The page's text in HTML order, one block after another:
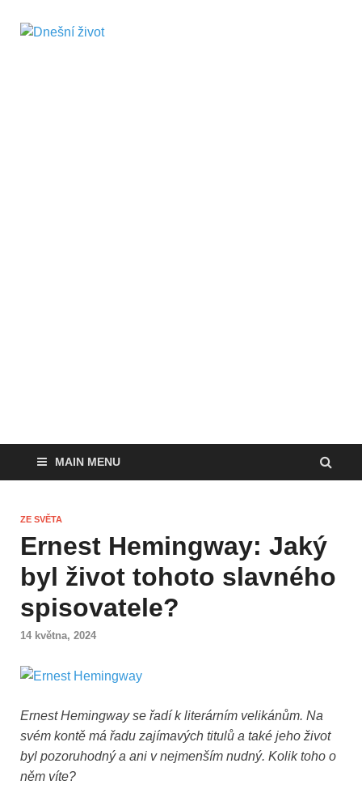
MAIN MENU
ZE SVĚTA
Ernest Hemingway: Jaký
byl život tohoto slavného
spisovatele?
14 května, 2024
Ernest Hemingway se řadí k literárním velikánům. Na
svém kontě má řadu zajímavých titulů a také jeho život
byl pozoruhodný a ani v nejmenším nudný. Kolik toho o
něm víte?